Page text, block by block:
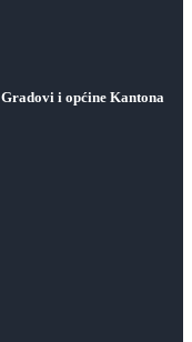
Gradovi i općine Kantona